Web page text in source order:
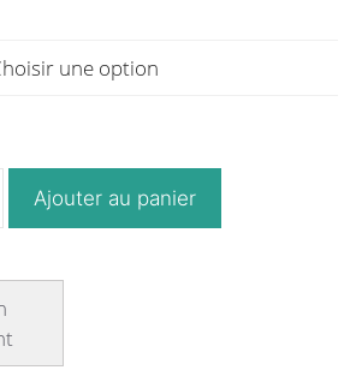
quantité
intégrable
induction
double
Ajouter au panier